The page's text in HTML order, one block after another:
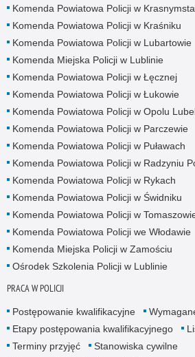
Komenda Powiatowa Policji w
Komenda Powiatowa Policji w Kraśniku
Komenda Powiatowa Policji w Lubartowie
Komenda Miejska Policji w Lublinie
Komenda Powiatowa Policji w Łęcznej
Komenda Powiatowa Policji w Łukowie
Komenda Powiatowa Policji w Opolu
Komenda Powiatowa Policji w Parczewie
Komenda Powiatowa Policji w Puławach
Komenda Powiatowa Policji w Radzyniu
Komenda Powiatowa Policji w Rykach
Komenda Powiatowa Policji w Świdniku
Komenda Powiatowa Policji w
Komenda Powiatowa Policji we Włodawie
Komenda Miejska Policji w Zamościu
Ośrodek Szkolenia Policji w Lublinie
PRACA W POLICJI
Postępowanie kwalifikacyjne
Etapy postępowania kwalifikacyjnego
Terminy przyjęć
Stanowiska cywilne